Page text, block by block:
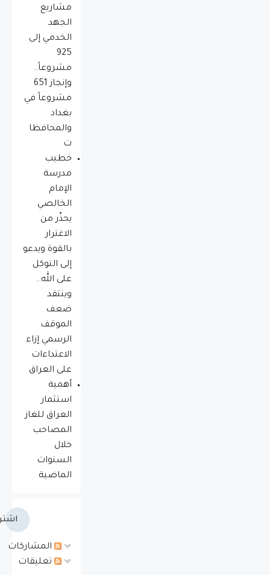
مشاريع
الجهد
الخدمي إلى
925
مشروعاً..
وإنجاز 651
مشروعاً في
بغداد
والمحافظا
ت
خطيب
مدرسة
الإمام
الخالصي
يحذّر من
الاغترار
بالقوة ويدعو
إلى التوكل
على الله..
وينتقد
ضعف
الموقف
الرسمي إزاء
الاعتداءات
على العراق
أهمية
استثمار
العراق للغاز
المصاحب
خلال
السنوات
الماضية
المشاركات
تعليقات